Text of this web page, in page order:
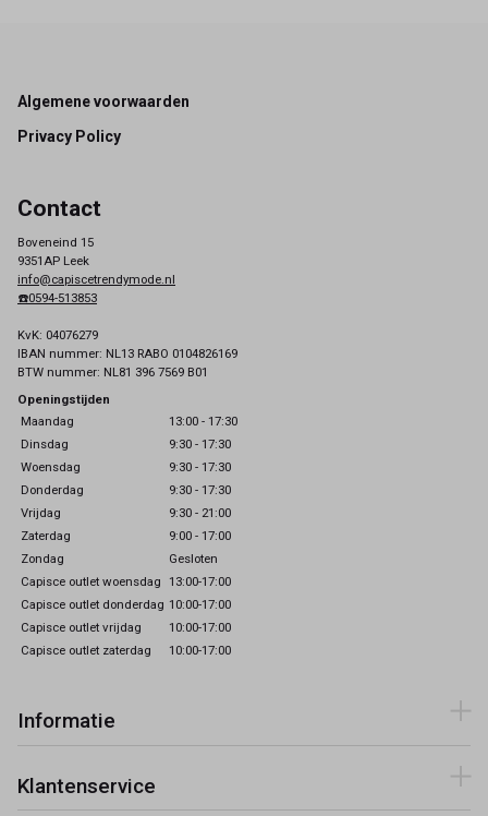
Footer
Algemene voorwaarden
Privacy Policy
Contact
Boveneind 15
9351AP Leek
info@capiscetrendymode.nl
☎️0594-513853
KvK: 04076279
IBAN nummer: NL13 RABO 0104826169
BTW nummer: NL81 396 7569 B01
Openingstijden
Maandag
13:00 - 17:30
Dinsdag
9:30 - 17:30
Woensdag
9:30 - 17:30
Donderdag
9:30 - 17:30
Vrijdag
9:30 - 21:00
Zaterdag
9:00 - 17:00
Zondag
Gesloten
Capisce outlet woensdag 13:00-17:00
Capisce outlet donderdag 10:00-17:00
Capisce outlet vrijdag
10:00-17:00
Capisce outlet zaterdag
10:00-17:00
Informatie
Klantenservice